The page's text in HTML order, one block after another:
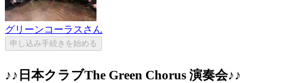
グリーンコーラスさん
申し込み手続きを始める
♪♪日本クラブThe Green Chorus 演奏会♪♪